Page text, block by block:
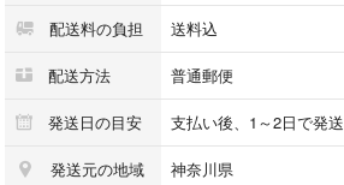
是非こちらの一覧もご活用下さい。
【LEGO工房の商品一覧】
#LEGO工房
#LEGO工房
配送料の負担 送料込
配送方法 普通郵便
発送日の目安 支払い後、1～2日で発送
発送元の地域 神奈川県